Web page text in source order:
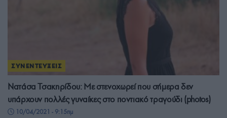
ΣΥΝΕΝΤΕΥΞΕΙΣ
Νατάσα Τσακηρίδου: Με στενοχωρεί που σήμερα δεν
υπάρχουν πολλές γυναίκες στο ποντιακό τραγούδι (photos)
10/04/2021 - 9:15πμ